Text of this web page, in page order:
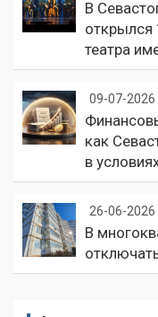
В
открылся
театра
09-07-2026
как
в
26-06-2026
В